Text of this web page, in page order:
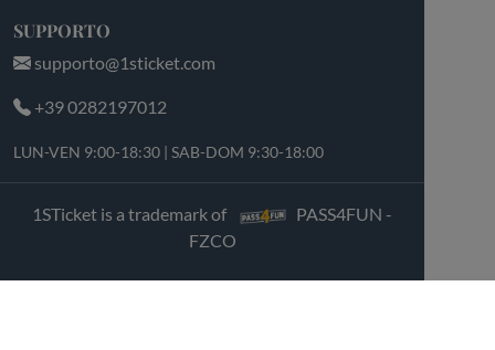
SUPPORTO
supporto@1sticket.com
+39 0282197012
LUN-VEN 9:00-18:30 | SAB-DOM 9:30-18:00
1STicket is a trademark of
PASS4FUN -
FZCO